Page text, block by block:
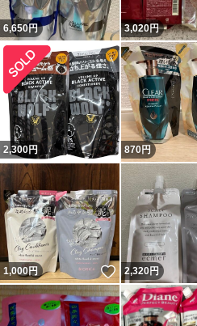
6,650円 3,020円
2,300円 870円
1,000円 いいね！
2,320円